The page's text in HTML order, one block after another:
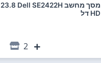
HD דל
2